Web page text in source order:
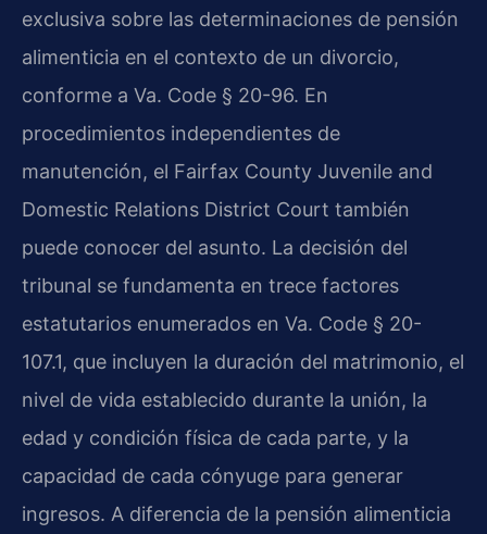
exclusiva sobre las determinaciones de pensión
alimenticia en el contexto de un divorcio,
conforme a Va. Code § 20-96. En
procedimientos independientes de
manutención, el Fairfax County Juvenile and
Domestic Relations District Court también
puede conocer del asunto. La decisión del
tribunal se fundamenta en trece factores
estatutarios enumerados en Va. Code § 20-
107.1, que incluyen la duración del matrimonio, el
nivel de vida establecido durante la unión, la
edad y condición física de cada parte, y la
capacidad de cada cónyuge para generar
ingresos. A diferencia de la pensión alimenticia